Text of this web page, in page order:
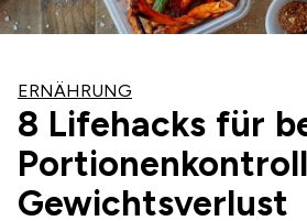
ERNÄHRUNG
8 Lifehacks für
Gewichtsverlust